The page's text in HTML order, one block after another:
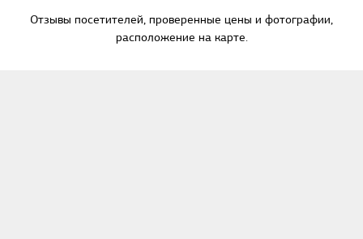
Отзывы посетителей, проверенные цены и фотографии,
расположение на карте.